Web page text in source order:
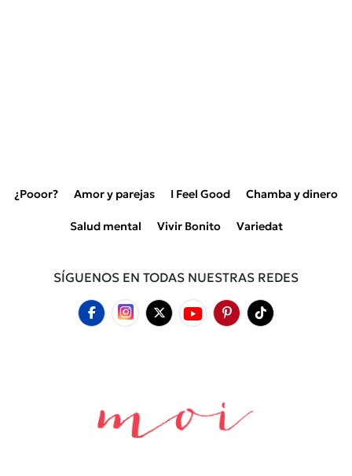
¿Pooor? Amor y parejas I Feel Good Chamba y dinero
Salud mental Vivir Bonito Variedat
SÍGUENOS EN TODAS NUESTRAS REDES